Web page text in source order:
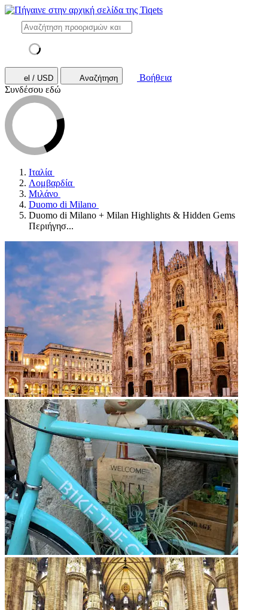
el / USD Αναζήτηση
Βοήθεια
Συνδέσου εδώ
Ιταλία
Λομβαρδία
Μιλάνο
Duomo di Milano
Duomo di Milano + Milan Highlights & Hidden Gems
Περιήγησ...